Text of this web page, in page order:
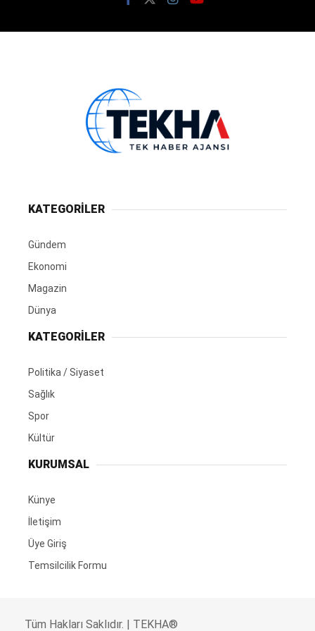
KATEGORİLER
Gündem
Ekonomi
Magazin
Dünya
KATEGORİLER
Politika / Siyaset
Sağlık
Spor
Kültür
KURUMSAL
Künye
İletişim
Üye Giriş
Temsilcilik Formu
Tüm Hakları Saklıdır. | TEKHA®